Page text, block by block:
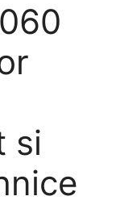
si